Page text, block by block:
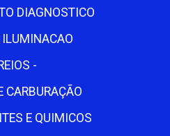
DIAGNOSTICO
ILUMINACAO
-
CARBURAÇÃO
E QUIMICOS